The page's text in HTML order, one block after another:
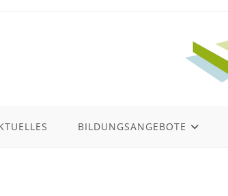
BILDUNGSANGEBOTE